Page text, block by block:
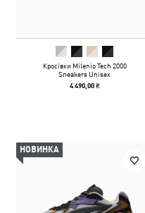
Кросівки Milenio Tech 2000
Sneakers Unisex
4 490,00 ₴
НОВИНКА